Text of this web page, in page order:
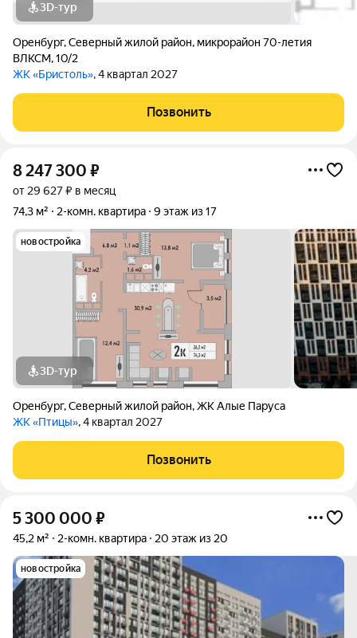
3D-тур
Оренбург,Северный жилой район, микрорайон 70-летия
ВЛКСМ,10/2
ЖК «Бристоль», 4 квартал 2027
Позвонить
8 247 300 ₽
от 29 627 ₽ в месяц
74,3 м²
2-комн. квартира 9 этаж из 17
новостройка
3D-тур
Оренбург,Северный жилой район,ЖК Алые Паруса
ЖК «Птицы», 4 квартал 2027
Позвонить
5 300 000 ₽
45,2 м² 2-комн. квартира 20 этаж из 20
новостройка